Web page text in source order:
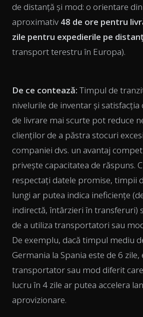
de distanță și mod: o orientare
aproximativ 48 de ore pentru
zile pentru expedierile pe
transport terestru în Europa).
De ce contează: Timpul de
nivelurile de inventar și satisfacția
de livrare mai scurte pot reduce
clienților de a păstra stocuri
companiei dvs. un avantaj
privește capacitatea de răspuns.
respectați datele promise, timpii
lungi ar putea indica ineficiențe
indirectă, întârzieri în transferuri)
de a utiliza transportatori sau
De exemplu, dacă timpul mediu
Germania la Spania este de 6
transportator sau mod diferit
lucru în 4 zile ar putea accelera
aprovizionare.